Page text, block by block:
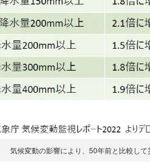
気候変動の影響により、50年前と比較し